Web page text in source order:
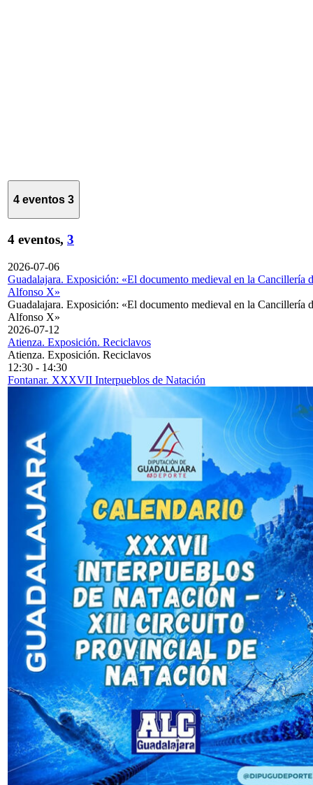
4 eventos 3
4 eventos, 3
2026-07-06
Guadalajara. Exposición: «El documento medieval en la Cancillería
Alfonso X»
Guadalajara. Exposición: «El documento medieval en la Cancillería
Alfonso X»
2026-07-12
Atienza. Exposición. Reciclavos
Atienza. Exposición. Reciclavos
12:30 - 14:30
Fontanar. XXXVII Interpueblos de Natación